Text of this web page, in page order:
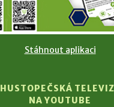
Stáhnout aplikaci
HUSTOPEČSKÁ
NA YOUTUBE